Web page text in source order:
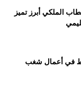
الملكي أبرز تميز
في أعمال شغب